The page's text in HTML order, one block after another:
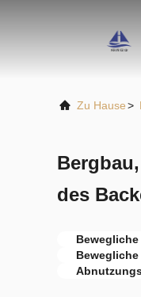
Zu Hause>
des